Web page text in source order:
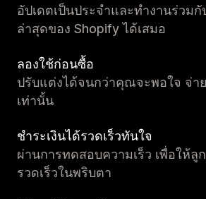
อัปเดตเป็นประจำและทำงานร่วมกั
ล่าสุดของ Shopify ได้เสมอ
ลองใช้ก่อนซื้อ
ปรับแต่งได้จนกว่าคุณจะพอใจ จ่าย
เท่านั้น
ชำระเงินได้รวดเร็วทันใจ
ผ่านการทดสอบความเร็ว เพื่อให้ลู
รวดเร็วในพริบตา